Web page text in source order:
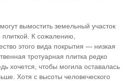
вымостить земельный участок
плиткой. К сожалению,
этого вида покрытия — низкая
тротуарная плитка редко
хочется, чтобы могила оставалась
Хотя с высоты человеческого